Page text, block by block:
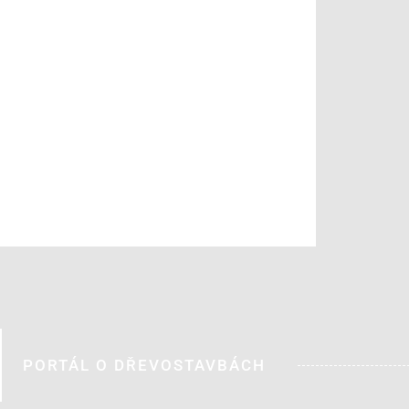
PORTÁL O DŘEVOSTAVBÁCH